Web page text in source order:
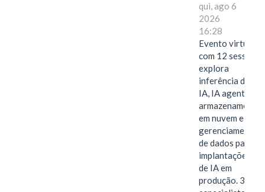
qui, ago 6
2026
16:28
Evento virtual
com 12 sessões
explora
inferência de
IA, IA agentiva,
armazenamento
em nuvem e
gerenciamento
de dados para
implantações
de IA em
produção. 38